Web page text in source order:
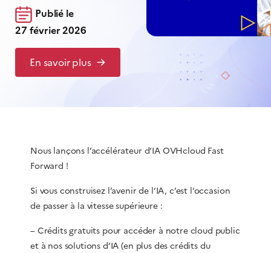
Publié le
27 février 2026
En savoir plus
Nous lançons l’accélérateur d’IA OVHcloud Fast
Forward !
Si vous construisez l’avenir de l’IA, c’est l’occasion
de passer à la vitesse supérieure :
– Crédits gratuits pour accéder à notre cloud public
et à nos solutions d’IA (en plus des crédits du